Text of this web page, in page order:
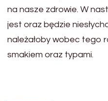
na nasze zdrowie. W
jest oraz będzie
należałoby wobec tego
smakiem oraz typami.